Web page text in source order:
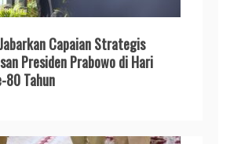
Capaian Strategis
Presiden Prabowo di Hari
80 Tahun